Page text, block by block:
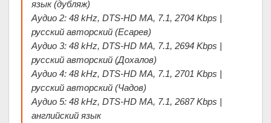
язык (дубляж)
Аудио 2: 48 kHz, DTS-HD MA, 7.1, 2704 Kbps |
русский авторский (Есарев)
Аудио 3: 48 kHz, DTS-HD MA, 7.1, 2694 Kbps |
русский авторский (Дохалов)
Аудио 4: 48 kHz, DTS-HD MA, 7.1, 2701 Kbps |
русский авторский (Чадов)
Аудио 5: 48 kHz, DTS-HD MA, 7.1, 2687 Kbps |
английский язык